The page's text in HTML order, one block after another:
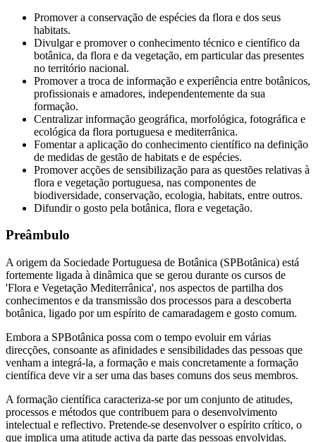
Promover a conservação de espécies da flora e dos seus
habitats.
Divulgar e promover o conhecimento técnico e científico da
botânica, da flora e da vegetação, em particular das presentes
no território nacional.
Promover a troca de informação e experiência entre botânicos,
profissionais e amadores, independentemente da sua
formação.
Centralizar informação geográfica, morfológica, fotográfica e
ecológica da flora portuguesa e mediterrânica.
Fomentar a aplicação do conhecimento científico na definição
de medidas de gestão de habitats e de espécies.
Promover acções de sensibilização para as questões relativas à
flora e vegetação portuguesa, nas componentes de
biodiversidade, conservação, ecologia, habitats, entre outros.
Difundir o gosto pela botânica, flora e vegetação.
Preâmbulo
A origem da Sociedade Portuguesa de Botânica (SPBotânica) está
fortemente ligada à dinâmica que se gerou durante os cursos de
'Flora e Vegetação Mediterrânica', nos aspectos de partilha dos
conhecimentos e da transmissão dos processos para a descoberta
botânica, ligado por um espírito de camaradagem e gosto comum.
Embora a SPBotânica possa com o tempo evoluir em várias
direcções, consoante as afinidades e sensibilidades das pessoas que
venham a integrá-la, a formação e mais concretamente a formação
científica deve vir a ser uma das bases comuns dos seus membros.
A formação científica caracteriza-se por um conjunto de atitudes,
processos e métodos que contribuem para o desenvolvimento
intelectual e reflectivo. Pretende-se desenvolver o espírito crítico, o
que implica uma atitude activa da parte das pessoas envolvidas.